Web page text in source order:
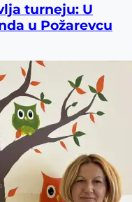
turneju: U
u Požarevcu